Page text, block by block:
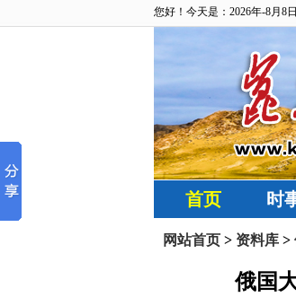
您好！今天是：2026年-8月8
首页 时
网站首页 > 资料库 >
俄国